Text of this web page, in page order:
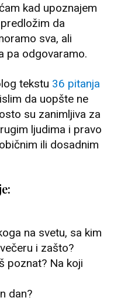
kad upoznajem
da
sva, ali
pa odgovaramo.
tekstu 36 pitanja
da uopšte ne
su zanimljiva za
ljudima i pravo
ili dosadnim
na svetu, sa kim
i zašto?
poznat? Na koji
dan?